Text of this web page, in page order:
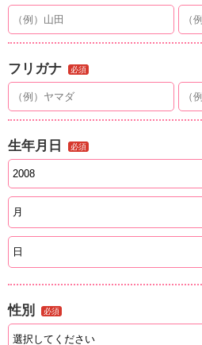
フリガナ 必須
生年月日 必須
性別 必須